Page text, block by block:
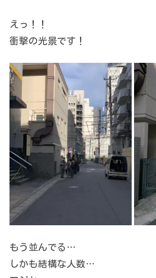
えっ！！
衝撃の光景です！
もう並んでる…
しかも結構な人数…